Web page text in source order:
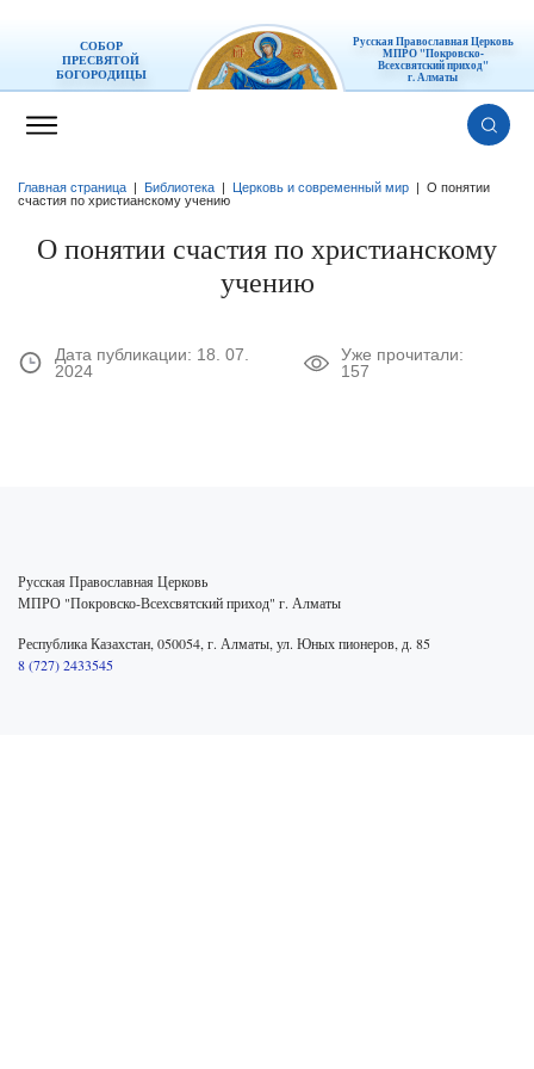
СОБОР
ПРЕСВЯТОЙ
БОГОРОДИЦЫ
Русская Православная Церковь
МПРО "Покровско-
Всехсвятский приход"
г. Алматы
Главная страница Библиотека Церковь и современный мир
О понятии
счастия по христианскому учению
О понятии счастия по христианскому
учению
Дата публикации: 18. 07.
2024
Уже прочитали:
157
Русская Православная Церковь
МПРО "Покровско-Всехсвятский приход" г. Алматы
Республика Казахстан, 050054, г. Алматы, ул. Юных пионеров, д. 85
8 (727) 2433545